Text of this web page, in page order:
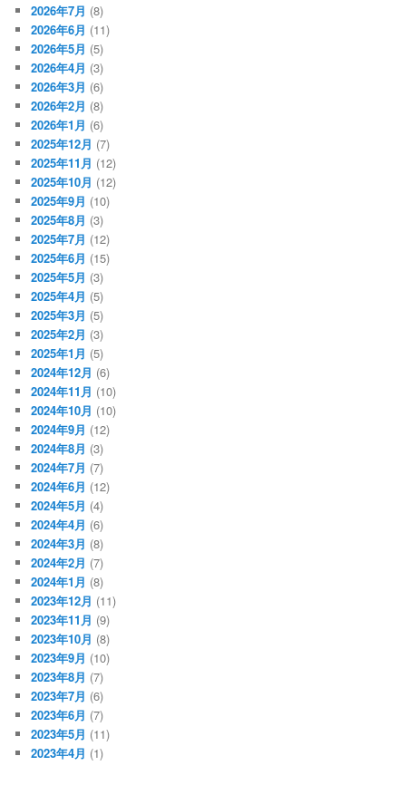
2026年7月 (8)
2026年6月 (11)
2026年5月 (5)
2026年4月 (3)
2026年3月 (6)
2026年2月 (8)
2026年1月 (6)
2025年12月 (7)
2025年11月 (12)
2025年10月 (12)
2025年9月 (10)
2025年8月 (3)
2025年7月 (12)
2025年6月 (15)
2025年5月 (3)
2025年4月 (5)
2025年3月 (5)
2025年2月 (3)
2025年1月 (5)
2024年12月 (6)
2024年11月 (10)
2024年10月 (10)
2024年9月 (12)
2024年8月 (3)
2024年7月 (7)
2024年6月 (12)
2024年5月 (4)
2024年4月 (6)
2024年3月 (8)
2024年2月 (7)
2024年1月 (8)
2023年12月 (11)
2023年11月 (9)
2023年10月 (8)
2023年9月 (10)
2023年8月 (7)
2023年7月 (6)
2023年6月 (7)
2023年5月 (11)
2023年4月 (1)